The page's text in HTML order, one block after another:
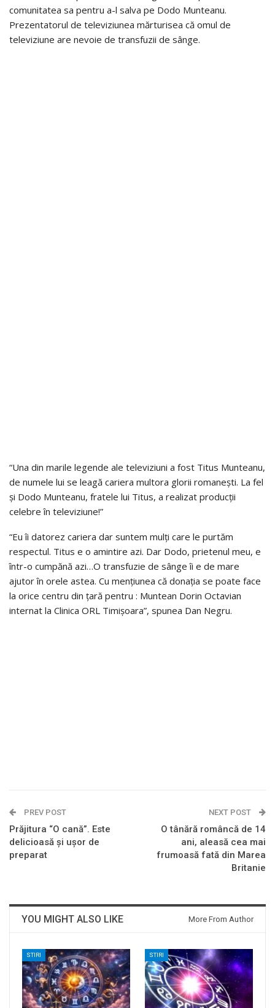
comunitatea sa pentru a-l salva pe Dodo Munteanu.
Prezentatorul de televiziunea mărturisea că omul de
televiziune are nevoie de transfuzii de sânge.
“Una din marile legende ale televiziuni a fost Titus Munteanu,
de numele lui se leagă cariera multora glorii romanești. La fel
și Dodo Munteanu, fratele lui Titus, a realizat producții
celebre în televiziune!”
“Eu îi datorez cariera dar suntem mulți care le purtăm
respectul. Titus e o amintire azi. Dar Dodo, prietenul meu, e
într-o cumpănă azi…O transfuzie de sânge îi e de mare
ajutor în orele astea. Cu mențiunea că donația se poate face
la orice centru din țară pentru : Muntean Dorin Octavian
internat la Clinica ORL Timișoara”, spunea Dan Negru.
PREV POST
Prăjitura “O cană”. Este
delicioasă și ușor de
preparat
NEXT POST
O tânără româncă de 14
ani, aleasă cea mai
frumoasă fată din Marea
Britanie
YOU MIGHT ALSO LIKE More From Author
STIRI STIRI